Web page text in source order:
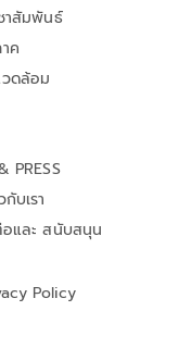
าสัมพันธ์
ค
ดล้อม
PRESS
กับเรา
และ สนับสนุน
Policy